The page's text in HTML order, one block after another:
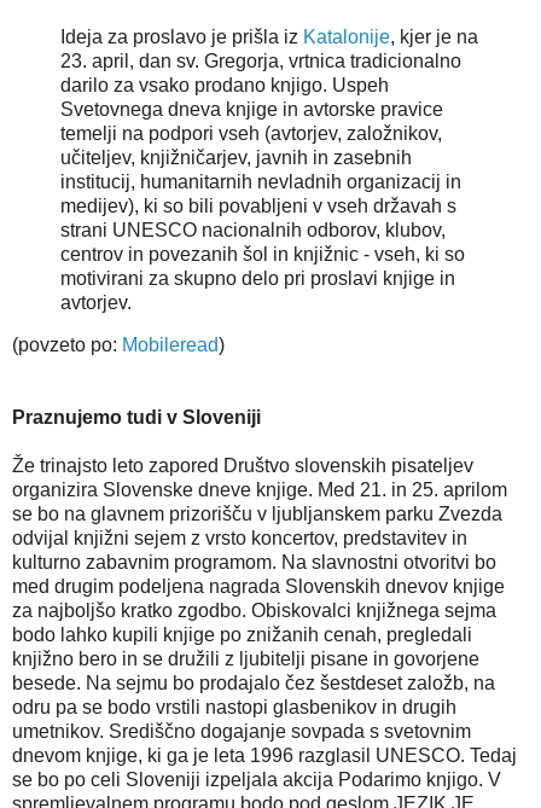
Ideja za proslavo je prišla iz Katalonije, kjer je na
23. april, dan sv. Gregorja, vrtnica tradicionalno
darilo za vsako prodano knjigo. Uspeh
Svetovnega dneva knjige in avtorske pravice
temelji na podpori vseh (avtorjev, založnikov,
učiteljev, knjižničarjev, javnih in zasebnih
institucij, humanitarnih nevladnih organizacij in
medijev), ki so bili povabljeni v vseh državah s
strani UNESCO nacionalnih odborov, klubov,
centrov in povezanih šol in knjižnic - vseh, ki so
motivirani za skupno delo pri proslavi knjige in
avtorjev.
(povzeto po: Mobileread)
Praznujemo tudi v Sloveniji
Že trinajsto leto zapored Društvo slovenskih pisateljev
organizira Slovenske dneve knjige. Med 21. in 25. aprilom
se bo na glavnem prizorišču v ljubljanskem parku Zvezda
odvijal knjižni sejem z vrsto koncertov, predstavitev in
kulturno zabavnim programom. Na slavnostni otvoritvi bo
med drugim podeljena nagrada Slovenskih dnevov knjige
za najboljšo kratko zgodbo. Obiskovalci knjižnega sejma
bodo lahko kupili knjige po znižanih cenah, pregledali
knjižno bero in se družili z ljubitelji pisane in govorjene
besede. Na sejmu bo prodajalo čez šestdeset založb, na
odru pa se bodo vrstili nastopi glasbenikov in drugih
umetnikov. Središčno dogajanje sovpada s svetovnim
dnevom knjige, ki ga je leta 1996 razglasil UNESCO. Tedaj
se bo po celi Sloveniji izpeljala akcija Podarimo knjigo. V